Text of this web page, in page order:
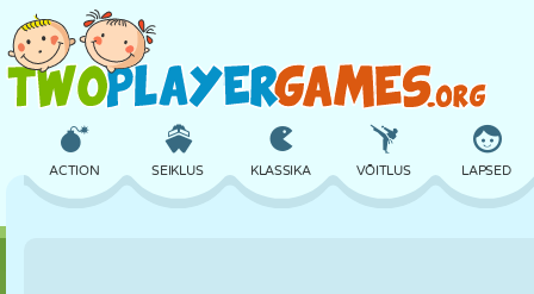
ACTION SEIKLUS KLASSIKA VÕITLUS LAPSED